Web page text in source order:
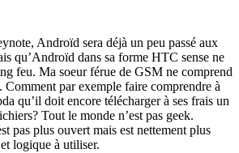
Androïd sera déjà un peu passé aux
qu’Androïd dans sa forme HTC sense ne
feu. Ma soeur férue de GSM ne comprend
Comment par exemple faire comprendre à
qu’il doit encore télécharger à ses frais un
Tout le monde n’est pas geek.
pas plus ouvert mais est nettement plus
logique à utiliser.